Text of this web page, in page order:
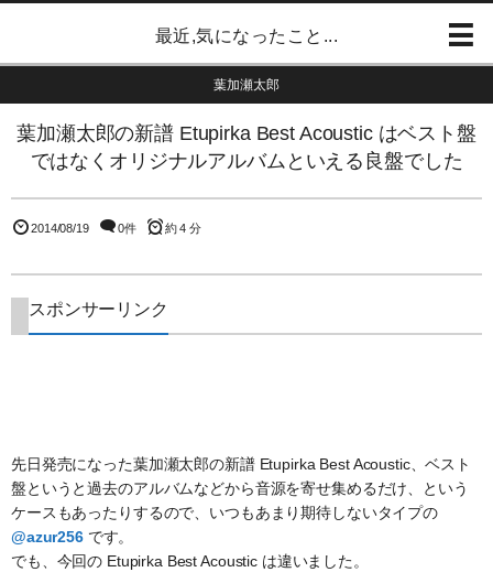
最近,気になったこと...
葉加瀬太郎
葉加瀬太郎の新譜 Etupirka Best Acoustic はベスト盤
ではなくオリジナルアルバムといえる良盤でした
2014/08/19 0件 約 4 分
スポンサーリンク
先日発売になった葉加瀬太郎の新譜 Etupirka Best Acoustic、ベスト
盤というと過去のアルバムなどから音源を寄せ集めるだけ、という
ケースもあったりするので、いつもあまり期待しないタイプの
@azur256です。
でも、今回の Etupirka Best Acoustic は違いました。